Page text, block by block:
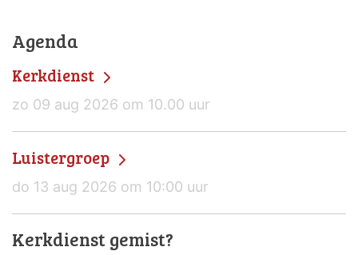
Agenda
Kerkdienst
zo 09 aug 2026 om 10.00 uur
Luistergroep
do 13 aug 2026 om 10:00 uur
Kerkdienst gemist?